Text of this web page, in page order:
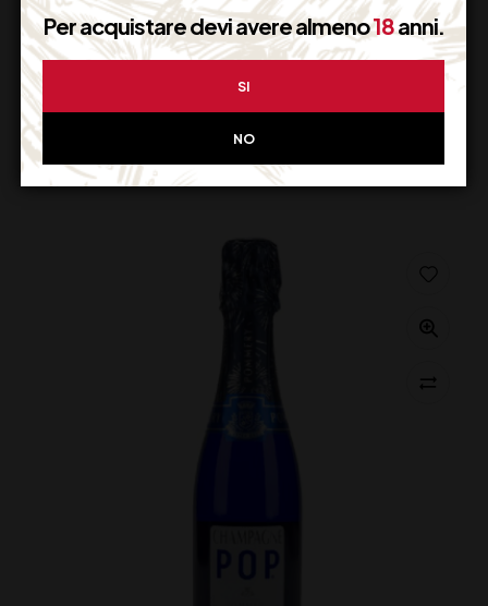
28,00€
(IVA inclusa)
Disponibile
AGGIUNGI AL CARRELLO
Per acquistare devi avere almeno18anni.
SI
NO